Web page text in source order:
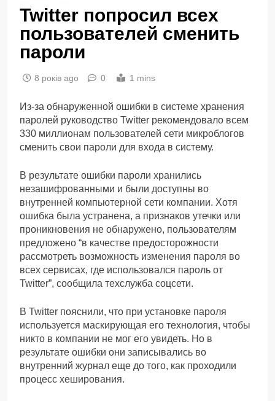
Twitter попросил всех
пользователей сменить
пароли
8 років ago 0 1 mins
Из-за обнаруженной ошибки в системе хранения
паролей руководство Twitter рекомендовало всем
330 миллионам пользователей сети микроблогов
сменить свои пароли для входа в систему.
В результате ошибки пароли хранились
незашифрованными и были доступны во
внутренней компьютерной сети компании. Хотя
ошибка была устранена, а признаков утечки или
проникновения не обнаружено, пользователям
предложено “в качестве предосторожности
рассмотреть возможность изменения пароля во
всех сервисах, где использовался пароль от
Twitter”, сообщила техслужба соцсети.
В Twitter пояснили, что при установке пароля
используется маскирующая его технология, чтобы
никто в компании не мог его увидеть. Но в
результате ошибки они записывались во
внутренний журнал еще до того, как проходили
процесс хеширования.